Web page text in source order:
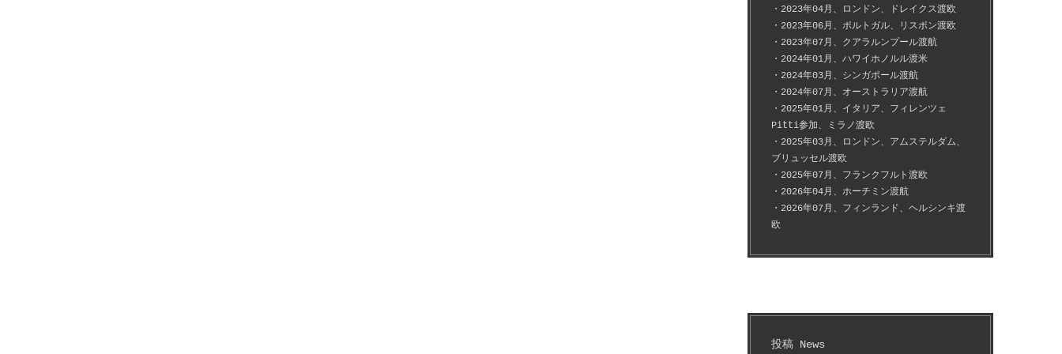
・2023年04月、ロンドン、ドレイクス渡欧
・2023年06月、ポルトガル、リスボン渡欧
・2023年07月、クアラルンプール渡航
・2024年01月、ハワイホノルル渡米
・2024年03月、シンガポール渡航
・2024年07月、オーストラリア渡航
・2025年01月、イタリア、フィレンツェ
Pitti参加、ミラノ渡欧
・2025年03月、ロンドン、アムステルダム、
ブリュッセル渡欧
・2025年07月、フランクフルト渡欧
・2026年04月、ホーチミン渡航
・2026年07月、フィンランド、ヘルシンキ渡
欧
投稿 News